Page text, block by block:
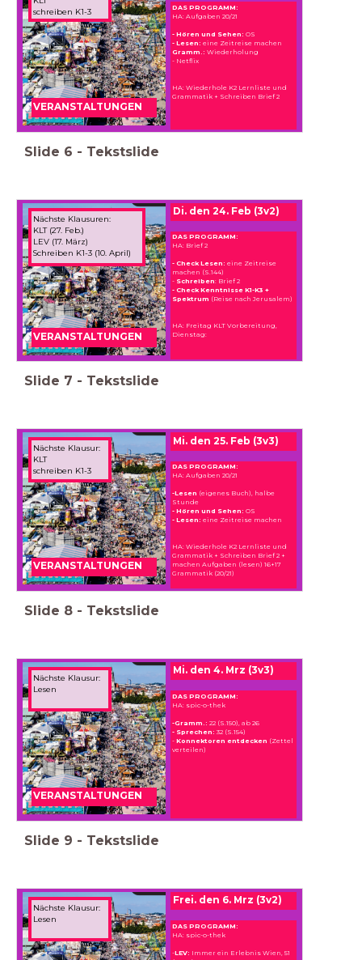
VERANSTALTUNGEN
DAS PROGRAMM:
HA: Aufgaben 20/21
- Hören und Sehen: OS
- Lesen: eine Zeitreise machen
Gramm.: Wiederholung
- Netflix
HA: Wiederhole K2 Lernliste und
Grammatik + Schreiben Brief 2
schreiben K1-3
Slide 6 - Tekstslide
Di. den 24. Feb (3v2)
VERANSTALTUNGEN
DAS PROGRAMM:
HA: Brief 2
- Check Lesen: eine Zeitreise
machen (S.144)
- Schreiben: Brief 2
- Check Kenntnisse K1-K3 +
Spektrum (Reise nach Jerusalem)
HA: Freitag KLT Vorbereitung,
Dienstag:
Nächste Klausuren:
KLT (27. Feb.)
LEV (17. März)
Schreiben K1-3 (10. April)
Slide 7 - Tekstslide
Mi. den 25. Feb (3v3)
VERANSTALTUNGEN
DAS PROGRAMM:
HA: Aufgaben 20/21
-Lesen (eigenes Buch), halbe
Stunde
- Hören und Sehen: OS
- Lesen: eine Zeitreise machen
HA: Wiederhole K2 Lernliste und
Grammatik + Schreiben Brief 2 +
machen Aufgaben (lesen) 16+17
Grammatik (20/21)
Nächste Klausur:
KLT
schreiben K1-3
Slide 8 - Tekstslide
Mi. den 4. Mrz (3v3)
VERANSTALTUNGEN
DAS PROGRAMM:
HA: spic-o-thek
-Gramm.: 22 (S.150), ab 26
- Sprechen: 32 (S.154)
- Konnektoren entdecken (Zettel
verteilen)
Nächste Klausur:
Lesen
Slide 9 - Tekstslide
Frei. den 6. Mrz (3v2)
DAS PROGRAMM:
HA: spic-o-thek
-LEV: Immer ein Erlebnis Wien, 51
Nächste Klausur:
Lesen